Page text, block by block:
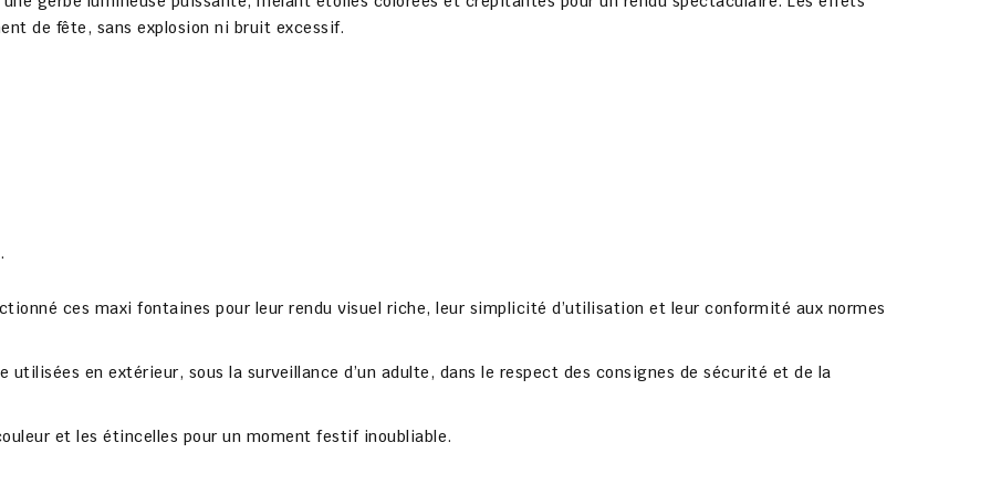
de fête, sans explosion ni bruit excessif.
ces maxi fontaines pour leur rendu visuel riche, leur simplicité d’utilisation et leur conformité aux normes
utilisées en extérieur, sous la surveillance d’un adulte, dans le respect des consignes de sécurité et de la
et les étincelles pour un moment festif inoubliable.